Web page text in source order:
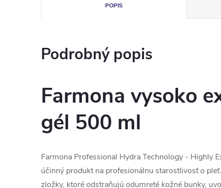
POPIS
Podrobný popis
Farmona vysoko
gél 500 ml
Farmona Professional Hydra Technology - Highly
účinný produkt na profesionálnu starostlivosť o
zložky, ktoré odstraňujú odumreté kožné bunky,